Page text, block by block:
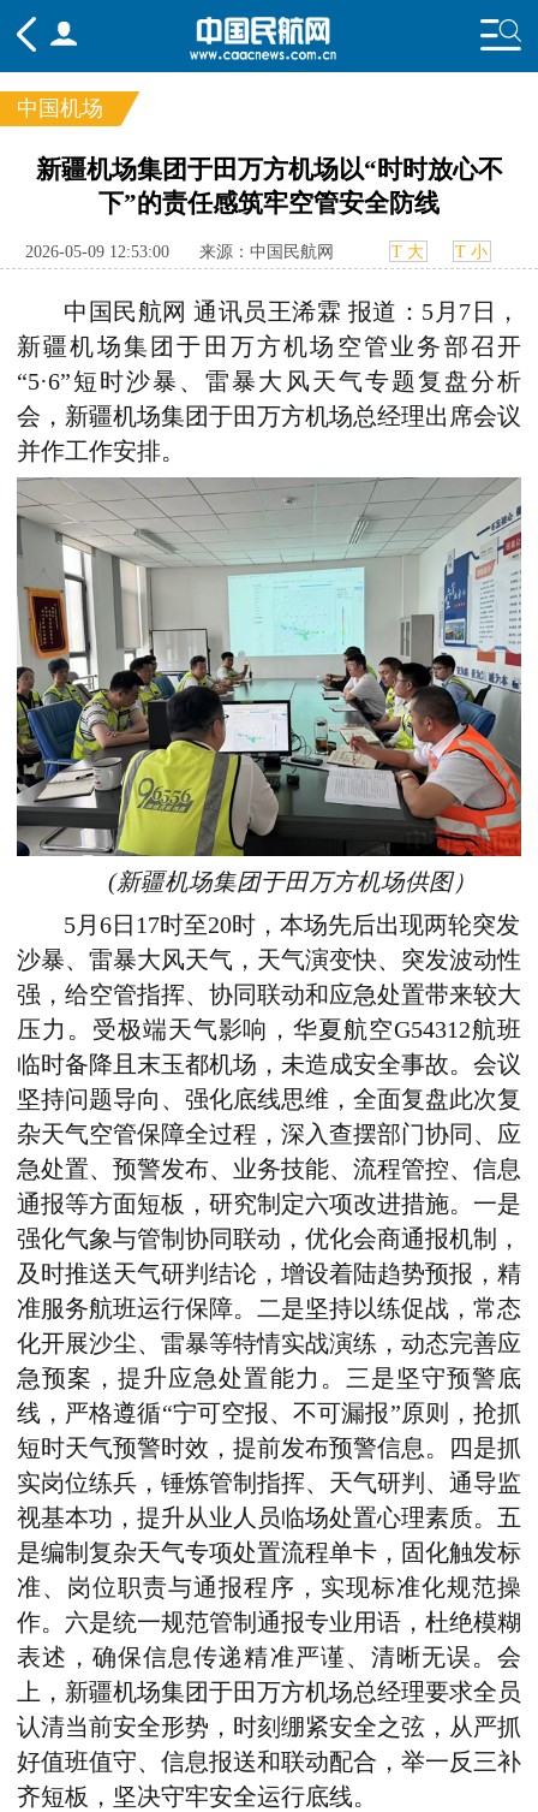
频道
要闻 国内 国际
航图 智库 专题 舆情
中国机场
新疆机场集团于田万方机场以“时时放心不
下”的责任感筑牢空管安全防线
2026-05-09 12:53:00 来源：中国民航网 T 大 T 小
中国民航网 通讯员王浠霖 报道：5月7日，
新疆机场集团于田万方机场空管业务部召开
“5·6”短时沙暴、雷暴大风天气专题复盘分析
会，新疆机场集团于田万方机场总经理出席会议
并作工作安排。
(新疆机场集团于田万方机场供图）
5月6日17时至20时，本场先后出现两轮突发
沙暴、雷暴大风天气，天气演变快、突发波动性
强，给空管指挥、协同联动和应急处置带来较大
压力。受极端天气影响，华夏航空G54312航班
临时备降且末玉都机场，未造成安全事故。会议
坚持问题导向、强化底线思维，全面复盘此次复
杂天气空管保障全过程，深入查摆部门协同、应
急处置、预警发布、业务技能、流程管控、信息
通报等方面短板，研究制定六项改进措施。一是
强化气象与管制协同联动，优化会商通报机制，
及时推送天气研判结论，增设着陆趋势预报，精
准服务航班运行保障。二是坚持以练促战，常态
化开展沙尘、雷暴等特情实战演练，动态完善应
急预案，提升应急处置能力。三是坚守预警底
线，严格遵循“宁可空报、不可漏报”原则，抢抓
短时天气预警时效，提前发布预警信息。四是抓
实岗位练兵，锤炼管制指挥、天气研判、通导监
视基本功，提升从业人员临场处置心理素质。五
是编制复杂天气专项处置流程单卡，固化触发标
准、岗位职责与通报程序，实现标准化规范操
作。六是统一规范管制通报专业用语，杜绝模糊
表述，确保信息传递精准严谨、清晰无误。会
上，新疆机场集团于田万方机场总经理要求全员
认清当前安全形势，时刻绷紧安全之弦，从严抓
好值班值守、信息报送和联动配合，举一反三补
齐短板，坚决守牢安全运行底线。